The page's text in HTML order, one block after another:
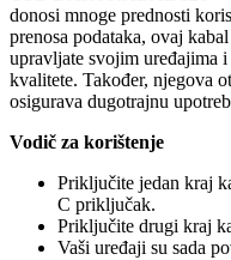
donosi mnoge prednosti
prenosa podataka, ovaj
upravljate svojim uređajima
kvalitete. Također, njegova
osigurava dugotrajnu
Vodič za korištenje
Priključite jedan kraj
C priključak.
Priključite drugi kraj
Vaši uređaji su sada